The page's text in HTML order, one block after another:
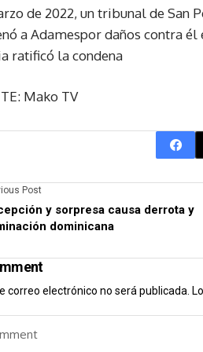
de 2022, un tribunal de San
a Adamespor daños contra
ratificó la condena
Mako TV
Post
y sorpresa causa derrota y
dominicana
correo electrónico no será publicada.